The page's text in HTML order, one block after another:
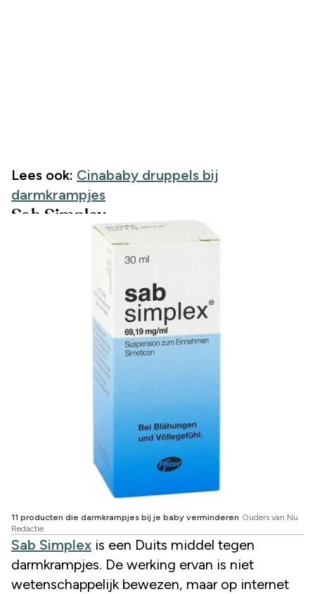
Lees ook: Cinababy druppels bij
darmkrampjes
Sab Simplex
11 producten die darmkrampjes bij je baby verminderen Ouders van Nu
Redactie
Sab Simplex is een Duits middel tegen
darmkrampjes. De werking ervan is niet
wetenschappelijk bewezen, maar op internet